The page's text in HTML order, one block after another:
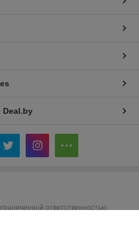
Deal.by
ответственностью